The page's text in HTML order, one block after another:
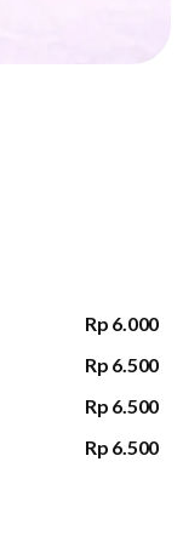
Rp 6.000
Rp 6.500
Rp 6.500
Rp 6.500